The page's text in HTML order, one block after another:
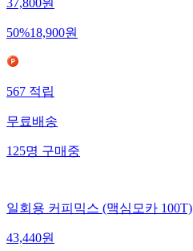
37,800원
50%18,900원
567적립
무료배송
125명구매중
일회용 커피믹스 (맥심모카 100T)
43,440원